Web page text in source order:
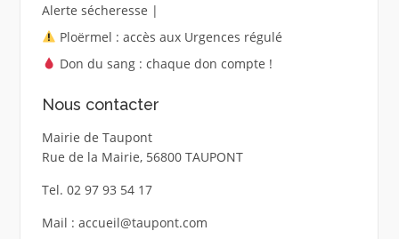
Alerte sécheresse |
Ploërmel : accès aux Urgences régulé
Don du sang : chaque don compte !
Nous contacter
Mairie de Taupont
Rue de la Mairie, 56800 TAUPONT
Tel. 02 97 93 54 17
Mail : accueil@taupont.com